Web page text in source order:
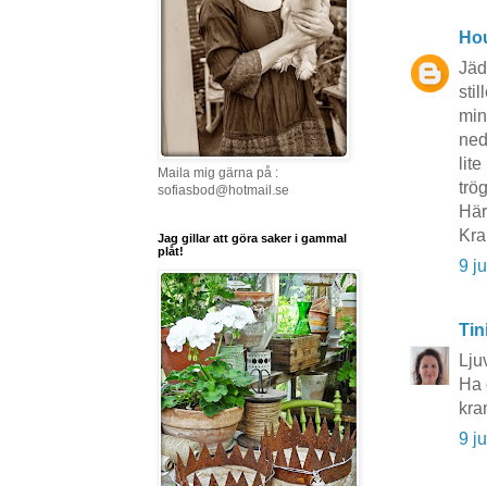
9
Ha
9
Maila mig gärna på :
sofiasbod@hotmail.se
Jag gillar att göra saker i gammal
plåt!